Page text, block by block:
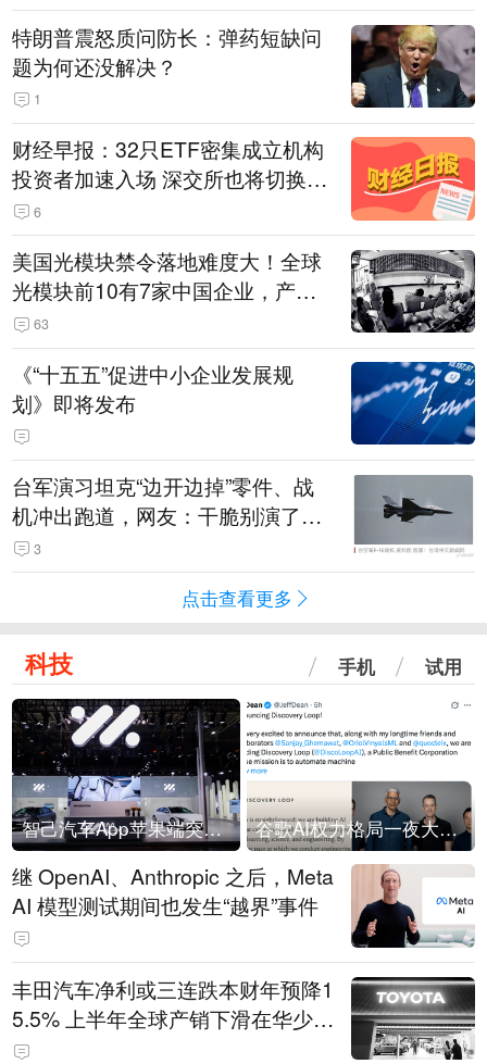
特朗普震怒质问防长：弹药短缺问
题为何还没解决？
1
财经早报：32只ETF密集成立机构
投资者加速入场 深交所也将切换交
易线路
6
美国光模块禁令落地难度大！全球
光模块前10有7家中国企业，产业
界人士：想“脱钩”并不容易
63
《“十五五”促进中小企业发展规
划》即将发布
台军演习坦克“边开边掉”零件、战
机冲出跑道，网友：干脆别演了，
没有一次没有笑话发生
3
点击查看更多
科技 手机 试用
智己汽车App苹果端突然“下架” 谷歌AI权力格局一夜大洗牌
继 OpenAI、Anthropic 之后，Meta
AI 模型测试期间也发生“越界”事件
丰田汽车净利或三连跌本财年预降1
5.5% 上半年全球产销下滑在华少卖
14.3万辆